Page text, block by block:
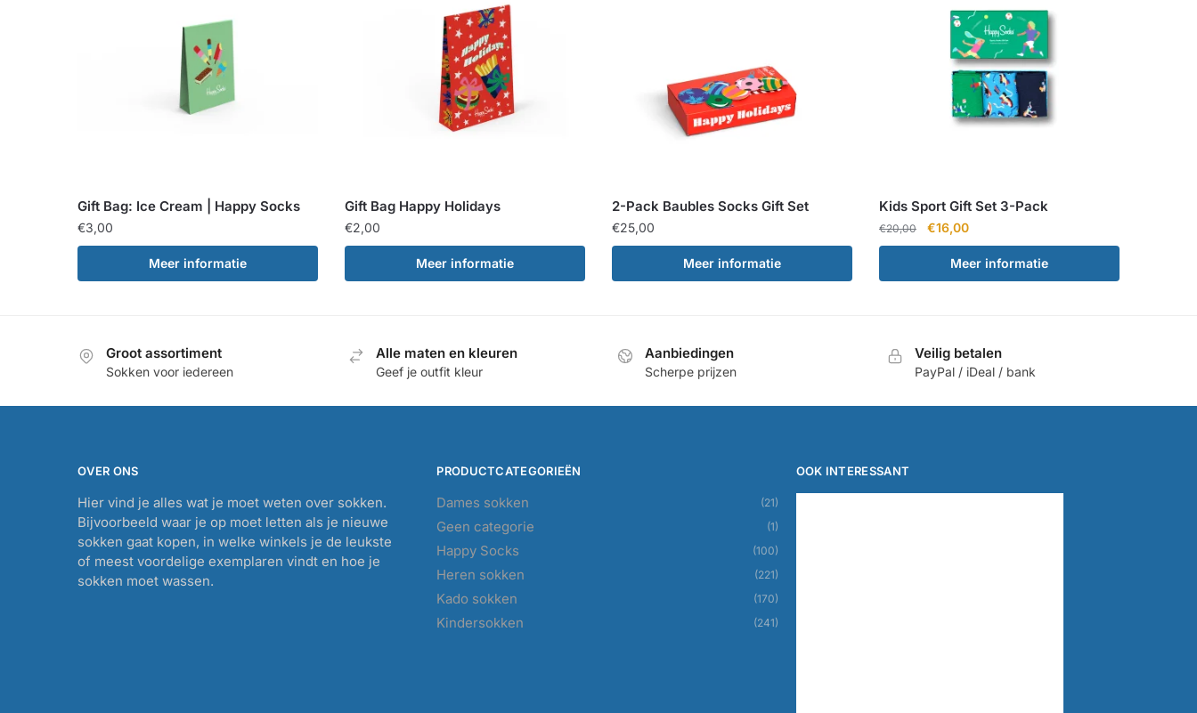
Gift Bag: Ice Cream | Happy Socks
€3,00
Meer informatie
Gift Bag Happy Holidays
€2,00
Meer informatie
2-Pack Baubles Socks Gift Set
€25,00
Meer informatie
Kids Sport Gift Set 3-Pack
€20,00
Oorspronkelijke
prijs
was:
€20,00.
€16,00Huidige
prijs
is:
€16,00.
Meer informatie
Groot assortiment
Sokken voor iedereen
Alle maten en kleuren
Geef je outfit kleur
Aanbiedingen
Scherpe prijzen
Veilig betalen
PayPal / iDeal / bank
OVER ONS
Hier vind je alles wat je moet weten over sokken.
Bijvoorbeeld waar je op moet letten als je nieuwe
sokken gaat kopen, in welke winkels je de leukste
of meest voordelige exemplaren vindt en hoe je
sokken moet wassen.
PRODUCTCATEGORIEËN
Dames sokken (21)
Geen categorie (1)
Happy Socks (100)
Heren sokken (221)
Kado sokken (170)
Kindersokken (241)
OOK INTERESSANT